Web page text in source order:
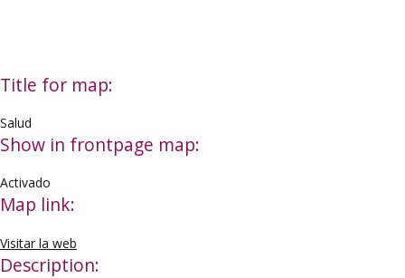
Title for map:
Salud
Show in frontpage map:
Activado
Map link:
Visitar la web
Description: